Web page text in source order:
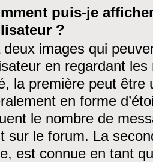
puis-je
?
deux images qui
en regardant
la première peut être
en forme
le nombre de
sur le forum. La
est connue en tant